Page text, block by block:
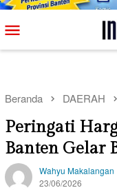
ke
kontenMobile
Beranda DAERAH
Peringati
Banten Gelar
Wahyu Makalangan
23/06/2026